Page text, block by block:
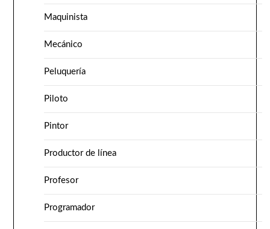
Maquinista
Mecánico
Peluquería
Piloto
Pintor
Productor de línea
Profesor
Programador